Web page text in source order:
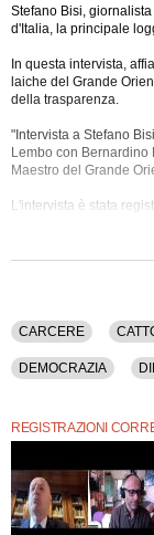
Stefano Bisi,
d'Italia, la principale
In questa intervista,
laiche del Grande
della trasparenza.
"Intervista a Stefano
Lembo con
Maestro del Grande
L'intervista è stata
Concilio Vaticano Ii,
La registrazione video
Questa intervista è
CARCERE
DEMOCRAZIA
REGISTRAZIONI